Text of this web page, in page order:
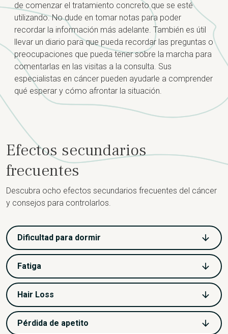
de comenzar el tratamiento concreto que se esté
utilizando. No dude en tomar notas para poder
recordar la información más adelante. También es útil
llevar un diario para que pueda recordar las preguntas o
preocupaciones que pueda tener sobre la marcha para
comentarlas en las visitas a la consulta. Sus
especialistas en cáncer pueden ayudarle a comprender
qué esperar y cómo afrontar la situación.
Efectos secundarios
frecuentes
Descubra ocho efectos secundarios frecuentes del cáncer
y consejos para controlarlos.
Dificultad para dormir
Fatiga
Hair Loss
Pérdida de apetito